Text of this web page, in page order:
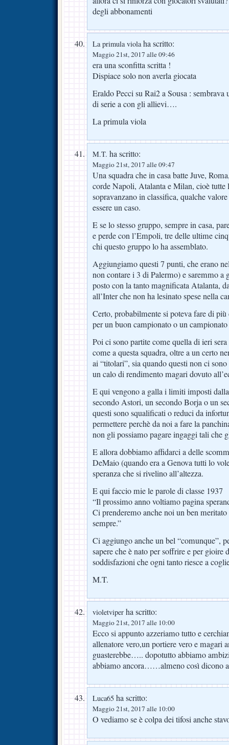
degli abbonamenti
La primula violaha scritto:
Maggio 21st, 2017 alle 09:46
era una sconfitta scritta !
Dispiace solo non averla giocata
Eraldo Pecci su Rai2 a Sousa : sembrava
di serie a con gli allievi….
La primula viola
M.T. ha scritto:
Maggio 21st, 2017 alle 09:47
Una squadra che in casa batte Juve,
corde Napoli, Atalanta e Milan, cioè tutte
sopravanzano in classifica, qualche
essere un caso.
E se lo stesso gruppo, sempre in casa,
e perde con l’Empoli, tre delle ultime
chi questo gruppo lo ha assemblato.
Aggiungiamo questi 7 punti, che erano
non contare i 3 di Palermo) e saremmo a
posto con la tanto magnificata Atalanta,
all’Inter che non ha lesinato spese nella
Certo, probabilmente si poteva fare di
per un buon campionato o un
Poi ci sono partite come quella di ieri
come a questa squadra, oltre a un certo
ai “titolari”, sia quando questi non ci
un calo di rendimento magari dovuto
E qui vengono a galla i limiti imposti
secondo Astori, un secondo Borja o un
questi sono squalificati o reduci da
permettere perchè da noi a fare la
non gli possiamo pagare ingaggi tali che
E allora dobbiamo affidarci a delle
DeMaio (quando era a Genova tutti lo
speranza che si rivelino all’altezza.
E qui faccio mie le parole di classe 1937
“Il prossimo anno voltiamo pagina
Ci prenderemo anche noi un ben
sempre.”
Ci aggiungo anche un bel “comunque”,
sapere che è nato per soffrire e per gioire
soddisfazioni che ogni tanto riesce a
M.T.
violetviper ha scritto:
Maggio 21st, 2017 alle 10:00
Ecco si appunto azzeriamo tutto e
allenatore vero,un portiere vero e magari
guasterebbe….. dopotutto abbiamo
abbiamo ancora……almeno così
Luca65 ha scritto:
Maggio 21st, 2017 alle 10:00
O vediamo se è colpa dei tifosi anche